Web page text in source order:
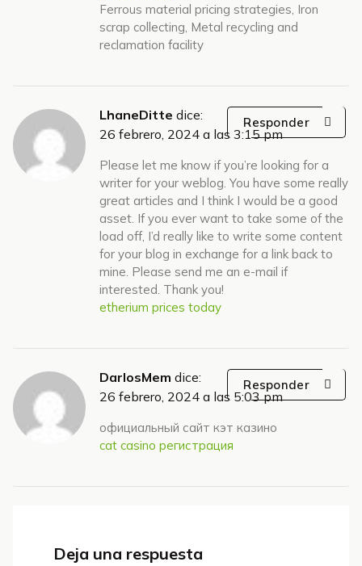
Ferrous material pricing strategies, Iron
scrap collecting, Metal recycling and
reclamation facility
LhaneDitte dice:
26 febrero, 2024 a las 3:15 pm
Please let me know if you’re looking for a
writer for your weblog. You have some really
great articles and I think I would be a good
asset. If you ever want to take some of the
load off, I’d really like to write some content
for your blog in exchange for a link back to
mine. Please send me an e-mail if
interested. Thank you!
etherium prices today
Responder
DarlosMem dice:
26 febrero, 2024 a las 5:03 pm
официальный сайт кэт казино
cat casino регистрация
Responder
Deja una respuesta